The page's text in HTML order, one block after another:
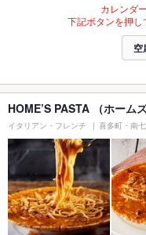
カレンダ
下記ボタンを押し
空
HOME’S PASTA （ホーム
イタリアン・フレンチ 喜多町・南